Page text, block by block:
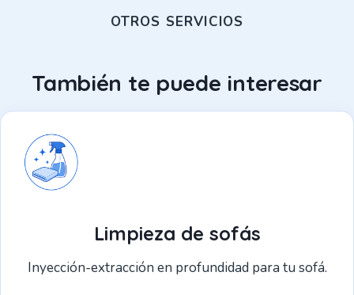
OTROS SERVICIOS
También te puede interesar
Limpieza de sofás
Inyección-extracción en profundidad para tu sofá.